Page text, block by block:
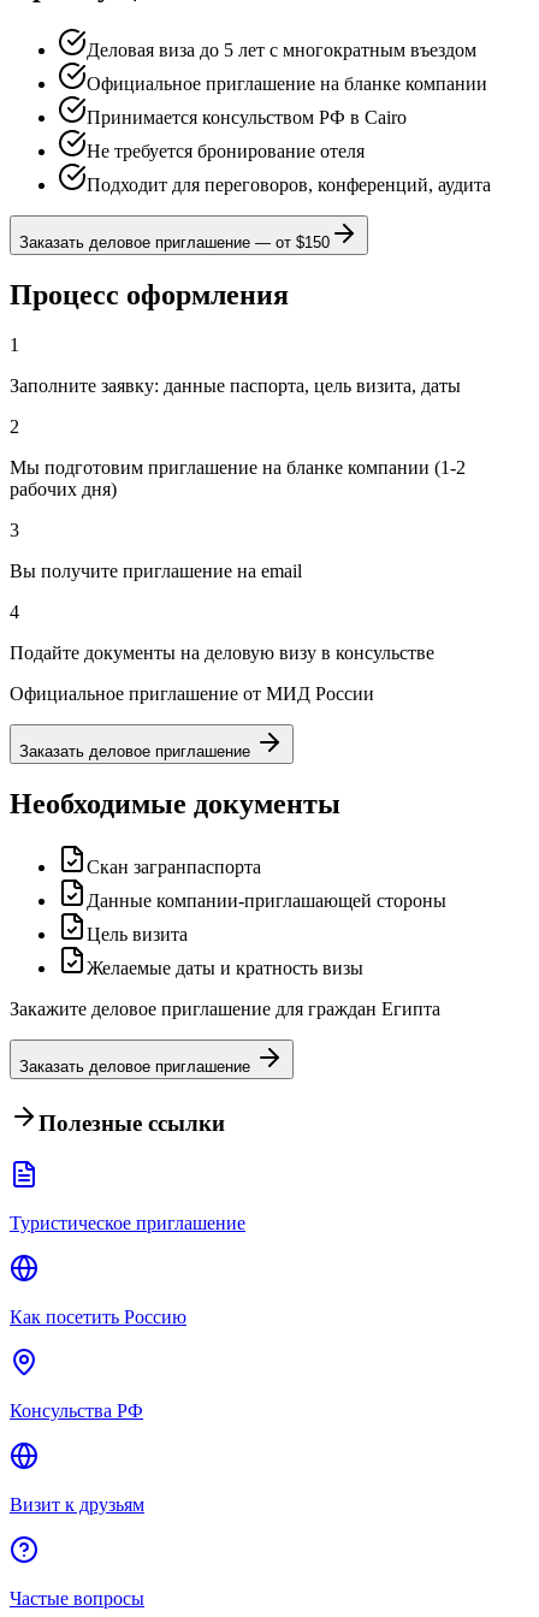
Деловая виза до 5 лет с многократным въездом
Официальное приглашение на бланке компании
Принимается консульством РФ в Cairo
Не требуется бронирование отеля
Подходит для переговоров, конференций, аудита
Заказать деловое приглашение — от $150
Процесс оформления
1
Заполните заявку: данные паспорта, цель визита, даты
2
Мы подготовим приглашение на бланке компании (1-2
рабочих дня)
3
Вы получите приглашение на email
4
Подайте документы на деловую визу в консульстве
Официальное приглашение от МИД России
Заказать деловое приглашение
Необходимые документы
Скан загранпаспорта
Данные компании-приглашающей стороны
Цель визита
Желаемые даты и кратность визы
Закажите деловое приглашение для граждан Египта
Заказать деловое приглашение
Полезные ссылки
Туристическое приглашение
Как посетить Россию
Консульства РФ
Визит к друзьям
Частые вопросы